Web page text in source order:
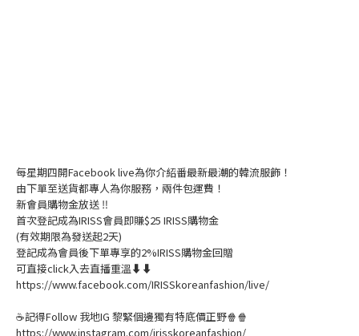
每星期四開Facebook live為你介紹番最新最潮的韓流服飾！
由下單至送貨都專人為你服務，兩件包運費！
新會員購物金放送 ‼️
首次登記成為IRISS會員即賺$25 IRISS購物金
(有效期限為發送起2天)
登記成為會員後下單專享的2%IRISS購物金回贈
可直接click入去直播重溫⬇⬇
https://www.facebook.com/IRISSkoreanfashion/live/
☕記得Follow 我地IG 黎緊個邊獨有特底價正野🍿🍿
https://www.instagram.com/irisskoreanfashion/